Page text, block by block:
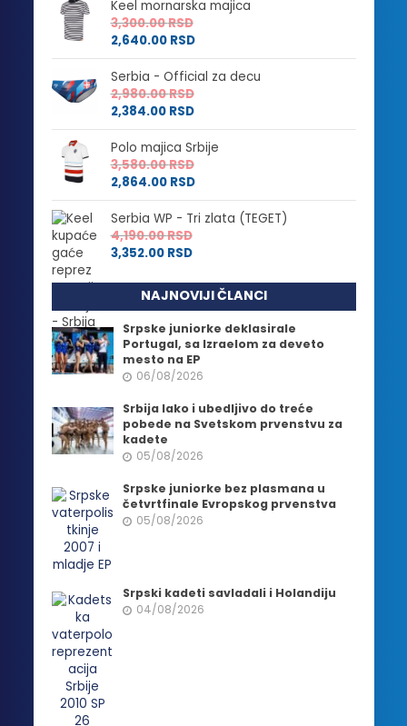
Keel mornarska majica
3,300.00RSD
2,640.00 RSD
Serbia - Official za decu
2,980.00RSD
2,384.00 RSD
Polo majica Srbije
3,580.00RSD
2,864.00 RSD
Serbia WP - Tri zlata (TEGET)
4,190.00RSD
3,352.00 RSD
NAJNOVIJI ČLANCI
Srpske juniorke deklasirale
Portugal, sa Izraelom za deveto
mesto na EP
06/08/2026
Srbija lako i ubedljivo do treće
pobede na Svetskom prvenstvu za
kadete
05/08/2026
Srpske juniorke bez plasmana u
četvrtfinale Evropskog prvenstva
05/08/2026
Srpski kadeti savladali i Holandiju
04/08/2026